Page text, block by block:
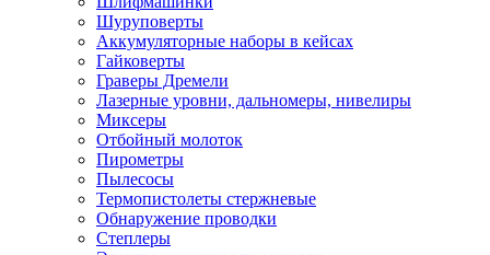
Шуруповерты
Аккумуляторные наборы в кейсах
Гайковерты
Граверы Дремели
Лазерные уровни, дальномеры, нивелиры
Миксеры
Отбойный молоток
Пирометры
Пылесосы
Термопистолеты стержневые
Обнаружение проводки
Степлеры